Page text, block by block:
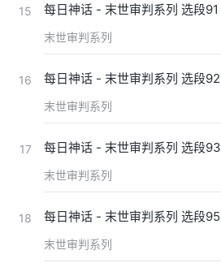
15 每日神话 - 末世审判系列 选段91
末世审判系列
16 每日神话 - 末世审判系列 选段92
末世审判系列
17 每日神话 - 末世审判系列 选段93
末世审判系列
18 每日神话 - 末世审判系列 选段95
末世审判系列